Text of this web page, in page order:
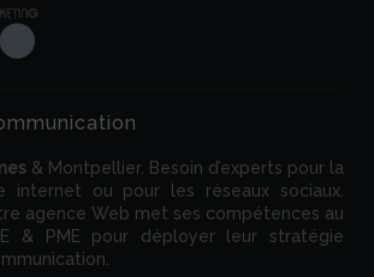
& Montpellier. Besoin d’experts pour la
internet ou pour les réseaux sociaux.
agence Web met ses compétences au
& PME pour déployer leur stratégie